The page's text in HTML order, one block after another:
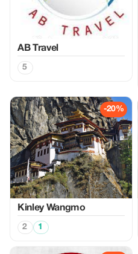
AB Travel
5
-20%
Kinley Wangmo
2 1